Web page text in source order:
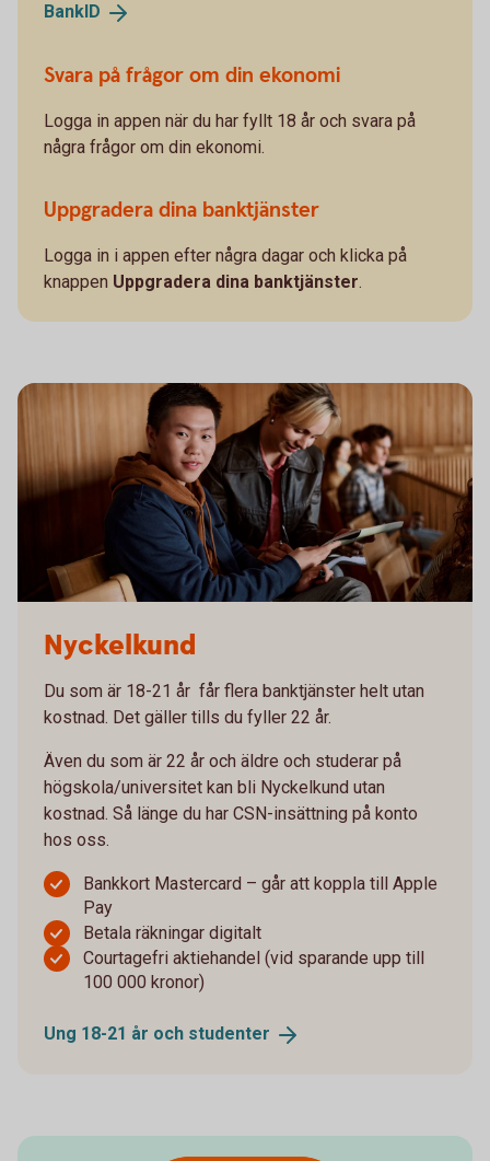
BankID
Svara på frågor om din ekonomi
Logga in appen när du har fyllt 18 år och svara på
några frågor om din ekonomi.
Uppgradera dina banktjänster
Logga in i appen efter några dagar och klicka på
knappen Uppgradera dina banktjänster
Nyckelkund
Du som är 18-21 år får flera banktjänster helt utan
kostnad. Det gäller tills du fyller 22 år.
Även du som är 22 år och äldre och studerar på
högskola/universitet kan bli Nyckelkund utan
kostnad. Så länge du har CSN-insättning på konto
hos oss.
Bankkort Mastercard – går att koppla till Apple
Pay
Betala räkningar digitalt
Courtagefri aktiehandel (vid sparande upp till
100 000 kronor)
Ung 18-21 år och studenter